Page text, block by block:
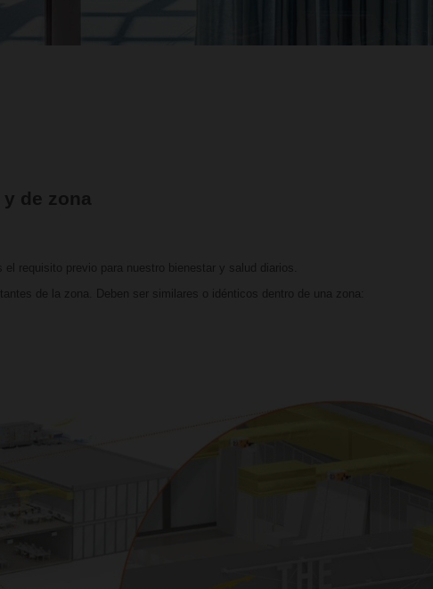
de zona
requisito previo para nuestro bienestar y salud diarios.
de la zona. Deben ser similares o idénticos dentro de una zona